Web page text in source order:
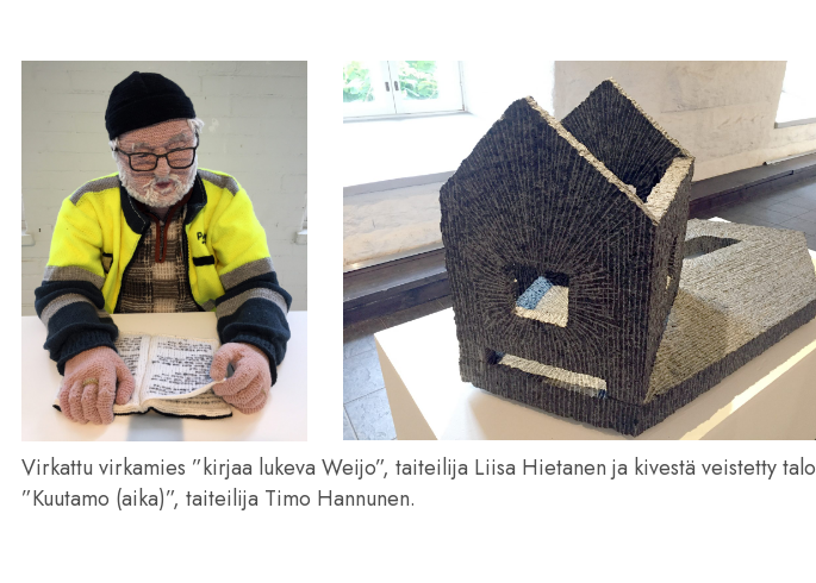
Virkattu virkamies ”kirjaa lukeva Weijo”, taiteilija Liisa Hietanen ja kivestä veistetty talo
”Kuutamo (aika)”, taiteilija Timo Hannunen.